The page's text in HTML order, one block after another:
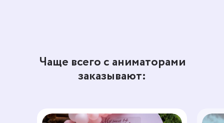
Чаще всего с аниматорами
заказывают: